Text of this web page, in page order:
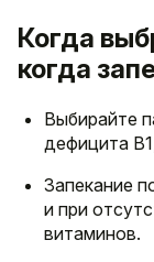
Когда
когда
Выбирайте
дефицита
Запекание
и при
витаминов.